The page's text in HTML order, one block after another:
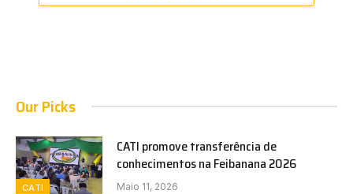
Our Picks
CATI
CATI promove transferência de
conhecimentos na Feibanana 2026
Maio 11, 2026